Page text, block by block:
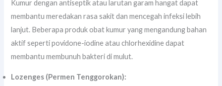
Kumur dengan antiseptik atau larutan garam hangat dapat
membantu meredakan rasa sakit dan mencegah infeksi lebih
lanjut. Beberapa produk obat kumur yang mengandung bahan
aktif seperti povidone-iodine atau chlorhexidine dapat
membantu membunuh bakteri di mulut.
Lozenges (Permen Tenggorokan):